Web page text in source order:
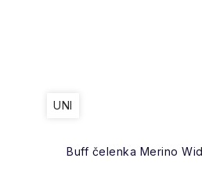
Buff čelenka Merino
UNI